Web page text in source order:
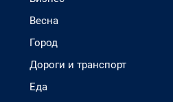
Весна
Город
Дороги и транспорт
Еда